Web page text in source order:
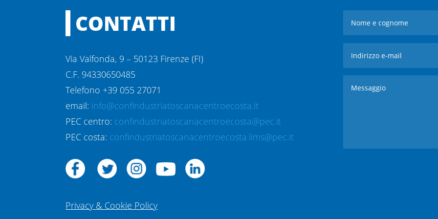
CONTATTI
Via Valfonda, 9 – 50123 Firenze (FI)
C.F. 94330650485
Telefono +39 055 27071
email: info@confindustriatoscanacentroecosta.it
PEC centro: confindustriatoscanacentroecosta@pec.it
PEC costa: confindustriatoscanacentroecosta.lims@pec.it
Privacy & Cookie Policy